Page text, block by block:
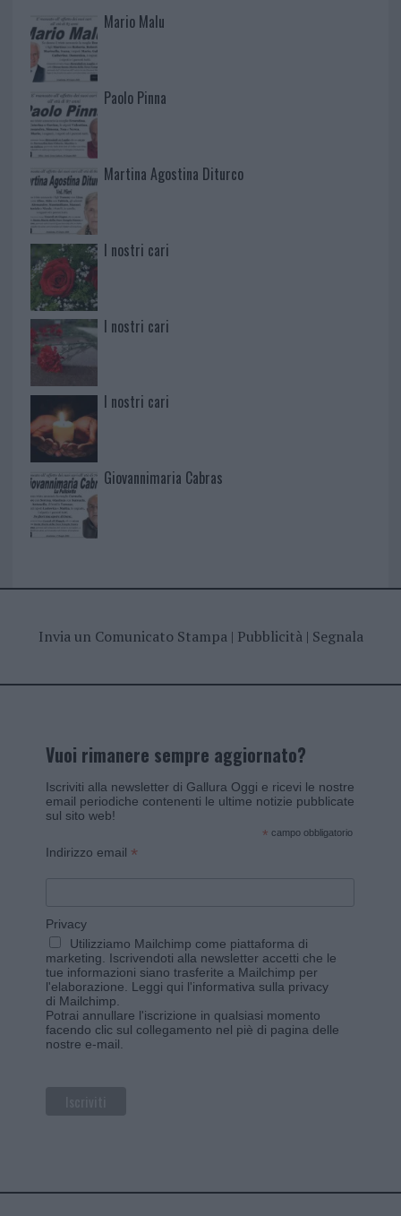
Mario Malu
Paolo Pinna
Martina Agostina Diturco
I nostri cari
I nostri cari
I nostri cari
Giovannimaria Cabras
Invia un Comunicato Stampa| Pubblicità| Segnala
Vuoi rimanere sempre aggiornato?
Iscriviti alla newsletter di Gallura Oggi e ricevi le nostre
email periodiche contenenti le ultime notizie pubblicate
sul sito web!
* campo obbligatorio
Indirizzo email *
Privacy
Utilizziamo Mailchimp come piattaforma di
marketing. Iscrivendoti alla newsletter accetti che le
tue informazioni siano trasferite a Mailchimp per
l'elaborazione. Leggi qui l'informativa sulla privacy
di Mailchimp
Potrai annullare l'iscrizione in qualsiasi momento
facendo clic sul collegamento nel piè di pagina delle
nostre e-mail.